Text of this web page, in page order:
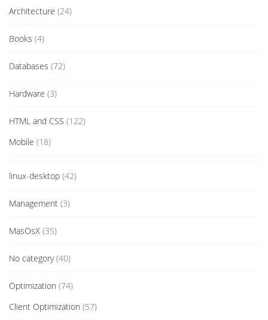
Architecture (24)
Books (4)
Databases (72)
Hardware (3)
HTML and CSS (122)
Mobile (18)
linux-desktop (42)
Management (3)
MasOsX (35)
No category(40)
Optimization (74)
Client Optimization (57)